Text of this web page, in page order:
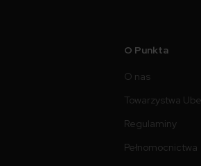
O Punkta
O nas
Towarzystwa
Regulaminy
Pełnomocnictwa